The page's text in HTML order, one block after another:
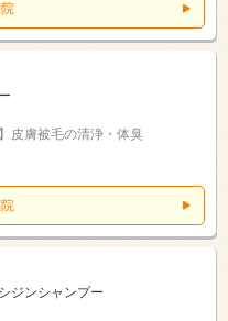
皮膚被毛の清浄・体臭
ジンシャンプー